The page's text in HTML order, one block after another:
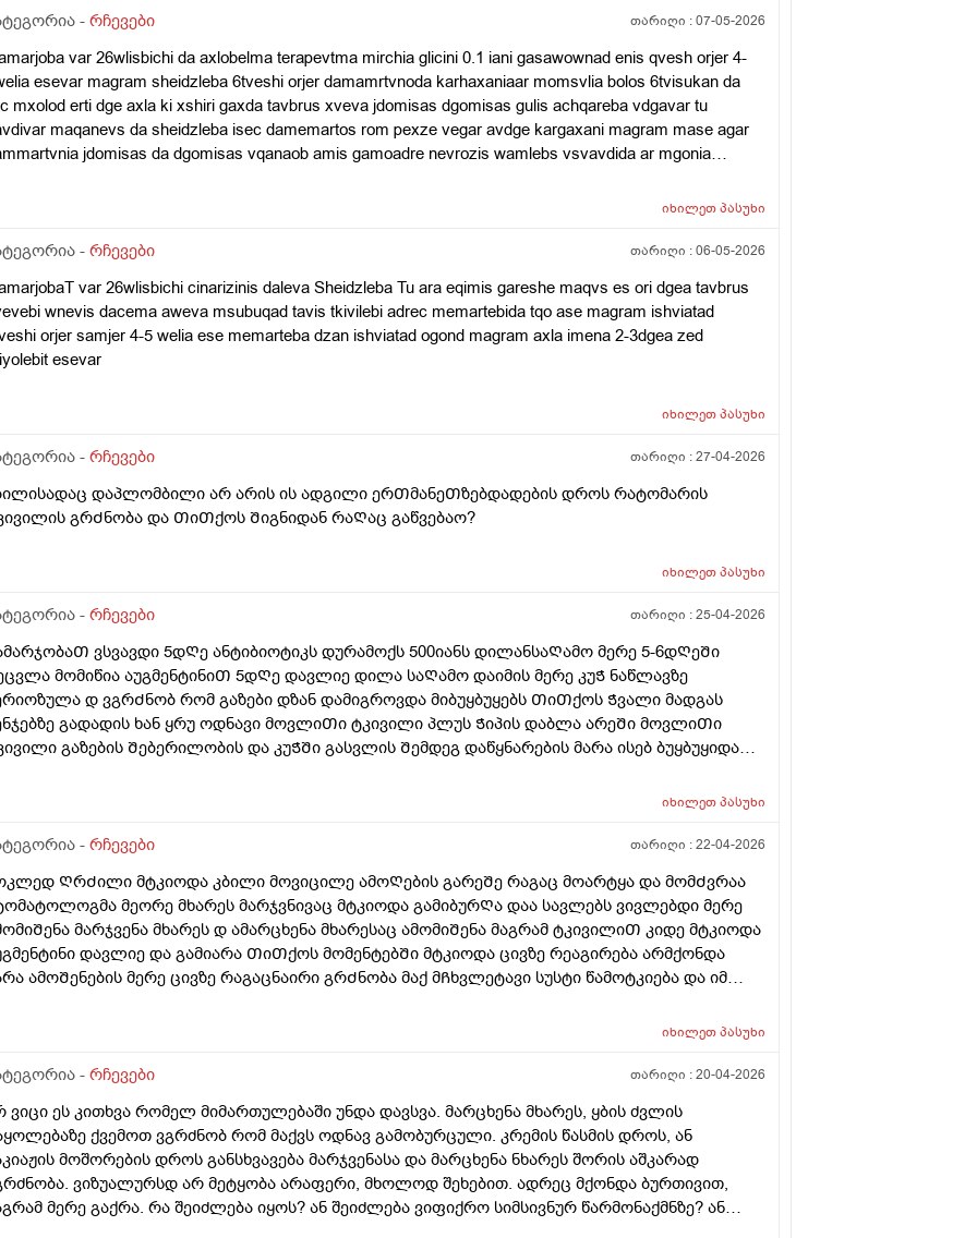
- რჩევები თარიღი :07-05-2026
var 26wlisbichi da axlobelma terapevtma mirchia glicini 0.1 iani gasawownad enis qvesh orjer 4-
esevar magram sheidzleba 6tveshi orjer damamrtvnoda karhaxaniaar momsvlia bolos 6tvisukan da
mxolod erti dge axla ki xshiri gaxda tavbrus xveva jdomisas dgomisas gulis achqareba vdgavar tu
maqanevs da sheidzleba isec damemartos rom pexze vegar avdge kargaxani magram mase agar
jdomisas da dgomisas vqanaob amis gamoadre nevrozis wamlebs vsvavdida ar mgonia
110-70ze vatareb yava ro davlie axla 120-80avide da odnav ganerviulebazec ki upro mexveva tavbruda
იხილეთპასუხი
- რჩევები თარიღი :06-05-2026
var 26wlisbichi cinarizinis daleva Sheidzleba Tu ara eqimis gareshe maqvs es ori dgea tavbrus
wnevis dacema aweva msubuqad tavis tkivilebi adrec memartebida tqo ase magram ishviatad
orjer samjer 4-5 welia ese memarteba dzan ishviatad ogond magram axla imena 2-3dgea zed
esevar
იხილეთპასუხი
- რჩევები თარიღი :27-04-2026
დაპლომბილი არ არის ის ადგილი ერᲗმანეᲗზებდადების დროს რატომარის
გრᲫნობა და ᲗიᲗქოს Შიგნიდან რაᲦაც გაწვებაო?
იხილეთპასუხი
- რჩევები თარიღი :25-04-2026
ვსვავდი 5დᲦე ანტიბიოტიკს დურამოქს 500იანს დილანსაᲦამო მერე 5-6დᲦეᲨი
მომიწია აუგმენტინიᲗ 5დᲦე დავლიე დილა საᲦამო დაიმის მერე კუᲭ ნაწლავზე
დ ვგრᲫნობ რომ გაზები დზან დამიგროვდა მიბუყბუყებს ᲗიᲗქოს Ჭვალი მადგას
გადადის ხან ყრუ ოდნავი მოვლიᲗი ტკივილი პლუს Ჭიპის დაბლა არეᲨი მოვლიᲗი
გაზების Შებერილობის და კუᲭᲨი გასვლის Შემდეგ დაწყნარების მარა ისებ ბუყბუყიდა
იხილეთპასუხი
- რჩევები თარიღი :22-04-2026
ᲦრᲫილი მტკიოდა კბილი მოვიცილე ამოᲦების გარეᲨე რაგაც მოარტყა და მომᲫვრაა
მეორე მხარეს მარჯვნივაც მტკიოდა გამიბურᲦა დაა სავლებს ვივლებდი მერე
მარჯვენა მხარეს დ ამარცხენა მხარესაც ამომიᲨენა მაგრამ ტკივილიᲗ კიდე მტკიოდა
დავლიე და გამიარა ᲗიᲗქოს მომენტებᲨი მტკიოდა ცივზე რეაგირება არმქონდა
ამოᲨენების მერე ცივზე რაგაცნაირი გრᲫნობა მაქ მᲩხვლეტავი სუსტი წამოტკიება და იმ
Თუარა Შანსირო არასწორად დახურა იმიტომ რომ გუᲨინ Ჭამის დროს მარჯვენა მხარეს
იხილეთპასუხი
- რჩევები თარიღი :20-04-2026
ვიცი ეს კითხვა რომელ მიმართულებაში უნდა დავსვა. მარცხენა მხარეს, ყბის ძვლის
ქვემოთ ვგრძნობ რომ მაქვს ოდნავ გამობურცული. კრემის წასმის დროს, ან
მოშორების დროს განსხვავება მარჯვენასა და მარცხენა ნხარეს შორის აშკარად
ვიზუალურსდ არ მეტყობა არაფერი, მხოლოდ შეხებით. ადრეც მქონდა ბურთივით,
მერე გაქრა. რა შეიძლება იყოს? ან შეიძლება ვიფიქრო სიმსივნურ წარმონაქმნზე? ან